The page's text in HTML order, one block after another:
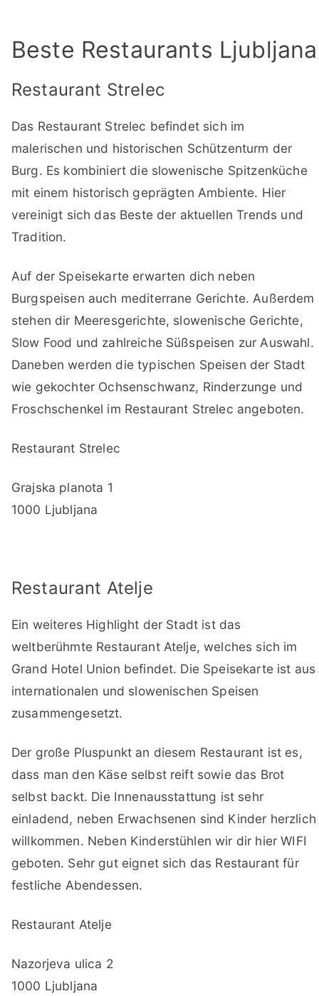
Beste Restaurants Ljubljana
Restaurant Strelec
Das Restaurant Strelec befindet sich im
malerischen und historischen Schützenturm der
Burg. Es kombiniert die slowenische Spitzenküche
mit einem historisch geprägten Ambiente. Hier
vereinigt sich das Beste der aktuellen Trends und
Tradition.
Auf der Speisekarte erwarten dich neben
Burgspeisen auch mediterrane Gerichte. Außerdem
stehen dir Meeresgerichte, slowenische Gerichte,
Slow Food und zahlreiche Süßspeisen zur Auswahl.
Daneben werden die typischen Speisen der Stadt
wie gekochter Ochsenschwanz, Rinderzunge und
Froschschenkel im Restaurant Strelec angeboten.
Restaurant Strelec
Grajska planota 1
1000 Ljubljana
Restaurant Atelje
Ein weiteres Highlight der Stadt ist das
weltberühmte Restaurant Atelje, welches sich im
Grand Hotel Union befindet. Die Speisekarte ist aus
internationalen und slowenischen Speisen
zusammengesetzt.
Der große Pluspunkt an diesem Restaurant ist es,
dass man den Käse selbst reift sowie das Brot
selbst backt. Die Innenausstattung ist sehr
einladend, neben Erwachsenen sind Kinder herzlich
willkommen. Neben Kinderstühlen wir dir hier WIFI
geboten. Sehr gut eignet sich das Restaurant für
festliche Abendessen.
Restaurant Atelje
Nazorjeva ulica 2
1000 Ljubljana